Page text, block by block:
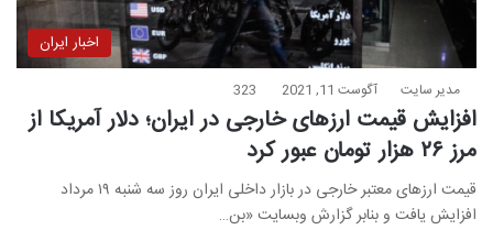
اخبار ایران
مدیر سایت آگوست 11, 2021 323
افزایش قیمت ارزهای خارجی در ایران؛ دلار آمریکا از
مرز ۲۶ هزار تومان عبور کرد
قیمت ارزهای معتبر خارجی در بازار داخلی ایران روز سه شنبه ۱۹ مرداد
افزایش یافت و بنابر گزارش وبسایت «بن…